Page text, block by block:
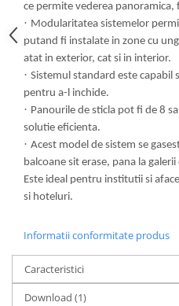
ce permite vederea panoramica,
· Modularitatea sistemelor
putand fi instalate in zone cu
atat in exterior, cat si in interior.
· Sistemul standard este capabil
pentru a-l inchide.
· Panourile de sticla pot fi de 8
solutie eficienta.
· Acest model de sistem se
balcoane sit erase, pana la
Este ideal pentru institutii si
si hoteluri.
Informatii conformitate produs
Caracteristici
Download (1)